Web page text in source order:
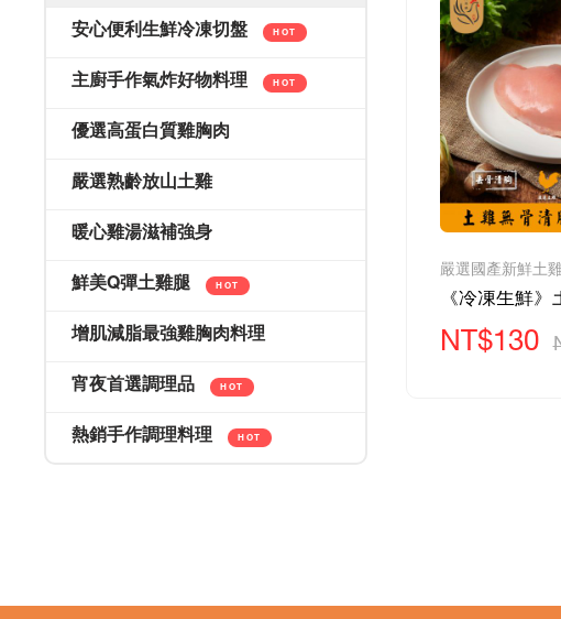
安心便利生鮮冷凍切盤 HOT
主廚手作氣炸好物料理 HOT
優選高蛋白質雞胸肉
嚴選熟齡放山土雞
暖心雞湯滋補強身
鮮美Q彈土雞腿 HOT
增肌減脂最強雞胸肉料理
宵夜首選調理品 HOT
熱銷手作調理料理 HOT
NT$130